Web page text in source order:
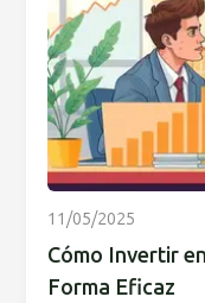
11/05/2025
Cómo Invertir
Forma Eficaz